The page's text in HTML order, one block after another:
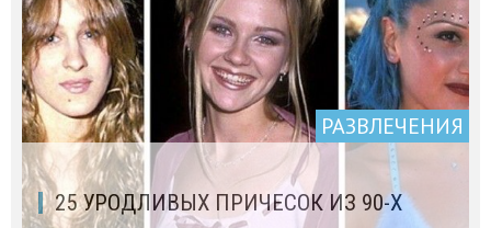
РАЗВЛЕЧЕНИЯ
25 УРОДЛИВЫХ ПРИЧЕСОК ИЗ 90-Х